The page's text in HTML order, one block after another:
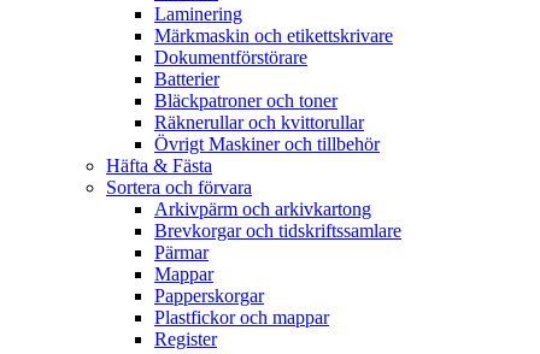
Laminering
Märkmaskin och etikettskrivare
Dokumentförstörare
Batterier
Bläckpatroner och toner
Räknerullar och kvittorullar
Övrigt Maskiner och tillbehör
Häfta & Fästa
Sortera och förvara
Arkivpärm och arkivkartong
Brevkorgar och tidskriftssamlare
Pärmar
Mappar
Papperskorgar
Plastfickor och mappar
Register